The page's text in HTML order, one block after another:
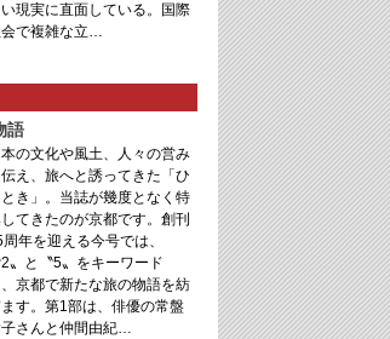
い現実に直面している。国際
で複雑な立…
語
本の文化や風土、人々の営み
え、旅へと誘ってきた「ひ
とき」。当誌が幾度となく特
てきたのが京都です。創刊
年を迎える今号では、
2〟と〝5〟をキーワード
京都で新たな旅の物語を紡
ます。第1部は、俳優の常盤
さんと仲間由紀…